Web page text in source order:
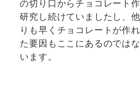
の切り口からチョコレート
研究し続けていましたし、
りも早くチョコレートが作
た要因もここにあるのでは
います。